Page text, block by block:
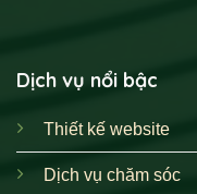
Dịch vụ nổi bậc
Thiết kế website
Dịch vụ chăm sóc